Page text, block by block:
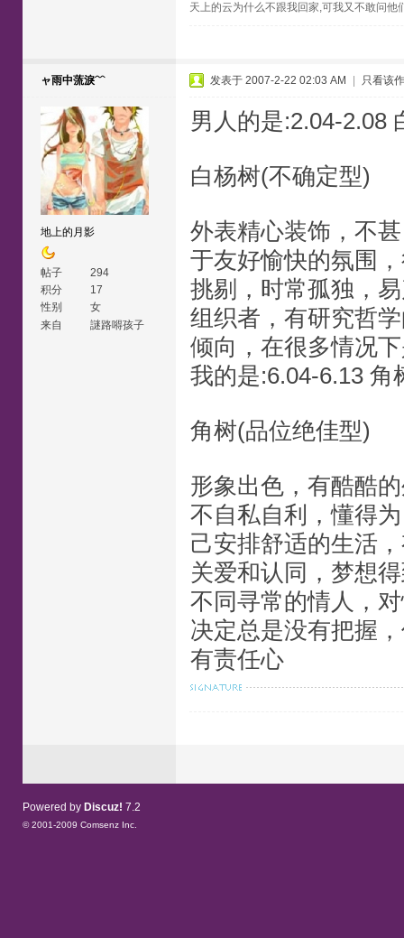
天上的云为什么不跟我回家,可我又不敢问他
ャ雨中蓅淚﹌
地上的月影
帖子
294
积分
17
性别
女
来自
謎路嘚孩子
发表于 2007-2-22 02:03 AM 只看该
男人的是:2.04-2.08
白杨树(不确定型)
外表精心装饰，不
于友好愉快的氛围
挑剔，时常孤独，
组织者，有研究哲
倾向，在很多情况
我的是:6.04-6.13 角
角树(品位绝佳型)
形象出色，有酷酷
不自私自利，懂得
己安排舒适的生活
关爱和认同，梦想
不同寻常的情人，
决定总是没有把握
有责任心
Powered by Discuz! 7.2
© 2001-2009 Comsenz Inc.